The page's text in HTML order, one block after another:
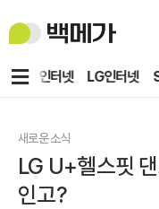
백
메
KT인터넷 LG인터넷
메
새로운 소식
LG U+헬스핏
인고?